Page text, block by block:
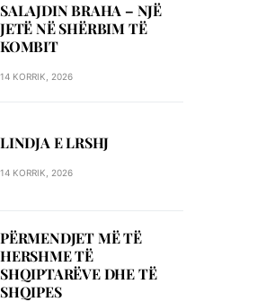
SALAJDIN BRAHA – NJЁ
JETЁ NЁ SHЁRBIM TЁ
KOMBIT
14 KORRIK, 2026
LINDJA E LRSHJ
14 KORRIK, 2026
PËRMENDJET MË TË
HERSHME TË
SHQIPTARËVE DHE TË
SHQIPES